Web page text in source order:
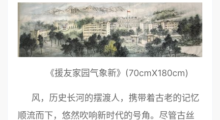
《援友家园气象新》(70cmX180cm)
风，历史长河的摆渡人，携带着古老的记忆
顺流而下，悠然吹响新时代的号角。尽管古丝